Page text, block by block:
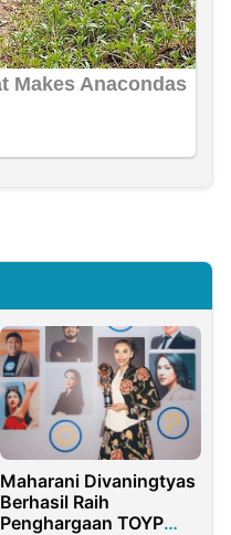
Maharani Divaningtyas
Berhasil Raih
Penghargaan TOYP